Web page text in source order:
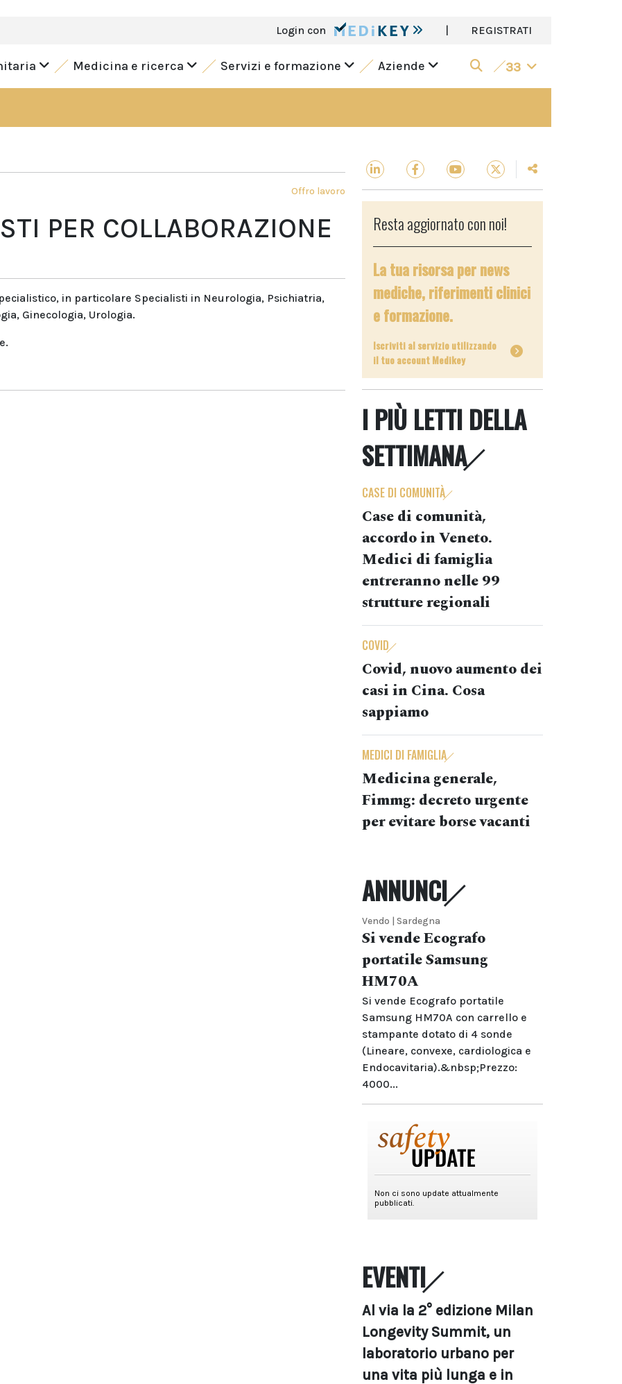
Login con | REGISTRATI
Medicina e ricerca Servizi e formazione Aziende 33
Offro lavoro
PER COLLABORAZIONE
in particolare Specialisti in Neurologia, Psichiatria,
Ginecologia, Urologia.
Resta aggiornato con noi!
La tua risorsa per news
mediche, riferimenti clinici
e formazione.
Iscriviti al servizio utilizzando
il tuo account Medikey
I PIÙ LETTI DELLA
SETTIMANA
CASE DI COMUNITÀ
Case di comunità,
accordo in Veneto.
Medici di famiglia
entreranno nelle 99
strutture regionali
COVID
Covid, nuovo aumento dei
casi in Cina. Cosa
sappiamo
MEDICI DI FAMIGLIA
Medicina generale,
Fimmg: decreto urgente
per evitare borse vacanti
ANNUNCI
Vendo | Sardegna
Si vende Ecografo
portatile Samsung
HM70A
Si vende Ecografo portatile
Samsung HM70A con carrello e
stampante dotato di 4 sonde
(Lineare, convexe, cardiologica e
Endocavitaria).&nbsp;Prezzo:
4000...
EVENTI
Al via la 2° edizione Milan
Longevity Summit, un
laboratorio urbano per
una vita più lunga e in